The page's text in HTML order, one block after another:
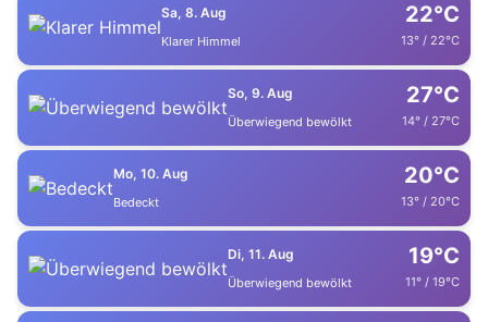
Sa, 8. Aug
Klarer Himmel
22°C
13° / 22°C
So, 9. Aug
Überwiegend bewölkt
27°C
14° / 27°C
Mo, 10. Aug
Bedeckt
20°C
13° / 20°C
Di, 11. Aug
Überwiegend bewölkt
19°C
11° / 19°C